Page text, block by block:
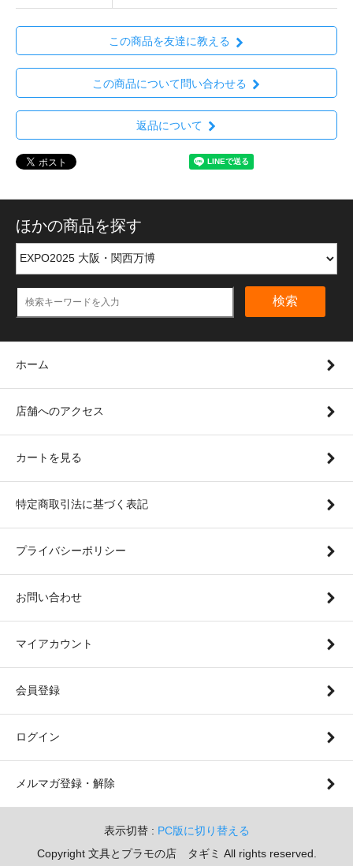
この商品を友達に教える
この商品について問い合わせる
返品について
ほかの商品を探す
検索
ホーム
店舗へのアクセス
カートを見る
特定商取引法に基づく表記
プライバシーポリシー
お問い合わせ
マイアカウント
会員登録
ログイン
メルマガ登録・解除
表示切替 : PC版に切り替える
Copyright 文具とプラモの店 タギミ All rights reserved.